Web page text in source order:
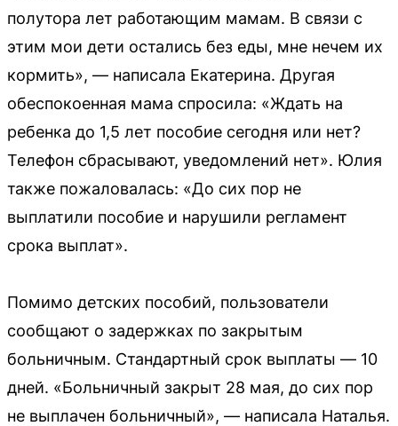
полутора лет работающим мамам. В связи с
этим мои дети остались без еды, мне нечем их
кормить», — написала Екатерина. Другая
обеспокоенная мама спросила: «Ждать на
ребенка до 1,5 лет пособие сегодня или нет?
Телефон сбрасывают, уведомлений нет». Юлия
также пожаловалась: «До сих пор не
выплатили пособие и нарушили регламент
срока выплат».
Помимо детских пособий, пользователи
сообщают о задержках по закрытым
больничным. Стандартный срок выплаты — 10
дней. «Больничный закрыт 28 мая, до сих пор
не выплачен больничный», — написала Наталья.